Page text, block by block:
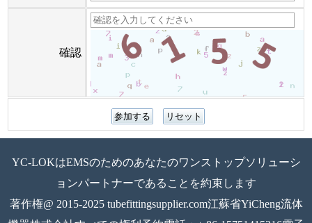
確認
YC-LOKはEMSのためのあなたのワンストップソリューシ
ョンパートナーであることを約束します
著作権@ 2015-2025 tubefittingsupplier.com江蘇省YiCheng流体